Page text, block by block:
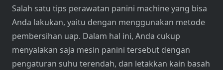
Salah satu tips perawatan panini machine yang bisa
Anda lakukan, yaitu dengan menggunakan metode
pembersihan uap. Dalam hal ini, Anda cukup
menyalakan saja mesin panini tersebut dengan
pengaturan suhu terendah, dan letakkan kain basah